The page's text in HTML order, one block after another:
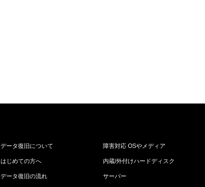
データ復旧について
はじめての方へ
データ復旧の流れ
障害対応 OSやメディア
内蔵/外付けハードディスク
サーバー